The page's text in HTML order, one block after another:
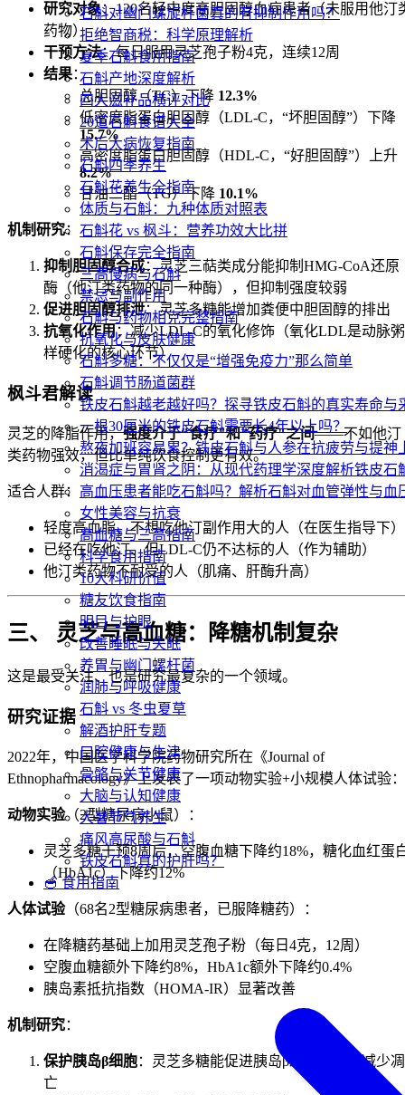
石斛对幽门螺旋杆菌真的有抑制作用吗？
拒绝智商税：科学原理解析
夏季石斛食用指南
石斛产地深度解析
四大滋补品横评对比
20道石斛食谱大全
术后大病恢复指南
石斛四季养生
石斛花养生全指南
体质与石斛：九种体质对照表
石斛花 vs 枫斗：营养功效大比拼
石斛保存完全指南
三高慢病与石斛
禁忌与副作用
石斛与药物相克完整指南
抗氧化与皮肤健康
石斛多糖：不仅仅是“增强免疫力”那么简单
石斛调节肠道菌群
铁皮石斛越老越好吗？探寻铁皮石斛的真实寿命与
一根30厘米的铁皮石斛需要长4年以上吗？
熬夜加班容易累？铁皮石斛与人参在抗疲劳与提神
消渴症与胃肾之阴：从现代药理学深度解析铁皮石
高血压患者能吃石斛吗？解析石斛对血管弹性与血
女性美容与抗衰
高血糖与三高指南
科学食用指南
10大科研价值
糖友饮食指南
明目与护眼
改善睡眠与失眠
养胃与幽门螺杆菌
润肺与呼吸健康
石斛 vs 冬虫夏草
解酒护肝专题
口腔健康与生津
骨骼与关节健康
大脑与认知健康
大暑节气养生
痛风高尿酸与石斛
铁皮石斛真的护肝吗？
🥣 食用指南
研究对象：120名轻中度高胆固醇血症患者（未服用他汀
药物）
干预方法：每日服用灵芝孢子粉4克，连续12周
结果：
总胆固醇（TC）下降 12.3%
低密度脂蛋白胆固醇（LDL-C，“坏胆固醇”）下降
15.7%
高密度脂蛋白胆固醇（HDL-C，“好胆固醇”）上升
8.2%
甘油三酯（TG）下降 10.1%
机制研究：
抑制胆固醇合成：灵芝三萜类成分能抑制HMG-CoA还原
酶（他汀类药物的同一种酶），但抑制强度较弱
促进胆固醇排泄：灵芝多糖能增加粪便中胆固醇的排出
抗氧化作用：减少LDL-C的氧化修饰（氧化LDL是动脉粥
样硬化的核心环节）
枫斗君解读
灵芝的降脂作用，强度介于"食疗"和"药疗"之间——不如他汀
类药物强效，但比单纯饮食控制更有效。
适合人群：
轻度高血脂、不想吃他汀副作用大的人（在医生指导下）
已经在吃他汀、但LDL-C仍不达标的人（作为辅助）
他汀类药物不耐受的人（肌痛、肝酶升高）
三、 灵芝与高血糖：降糖机制复杂
这是最受关注、也是研究最复杂的一个领域。
研究证据
2022年，中国医学科学院药物研究所在《Journal of
Ethnopharmacology》上发表了一项动物实验+小规模人体试验：
动物实验（2型糖尿病小鼠）：
灵芝多糖干预8周后，空腹血糖下降约18%，糖化血红蛋
（HbA1c）下降约12%
人体试验（68名2型糖尿病患者，已服降糖药）：
在降糖药基础上加用灵芝孢子粉（每日4克，12周）
空腹血糖额外下降约8%，HbA1c额外下降约0.4%
胰岛素抵抗指数（HOMA-IR）显著改善
机制研究：
保护胰岛β细胞：灵芝多糖能促进胰岛β细胞再生，减少凋
亡